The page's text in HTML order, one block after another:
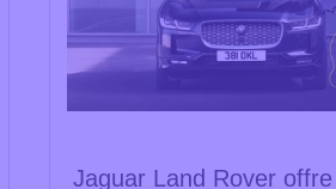
Jaguar Land Rover